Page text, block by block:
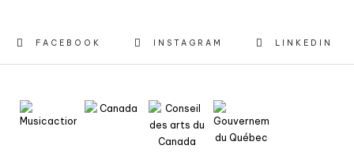
FACEBOOK INSTAGRAM LINKEDIN